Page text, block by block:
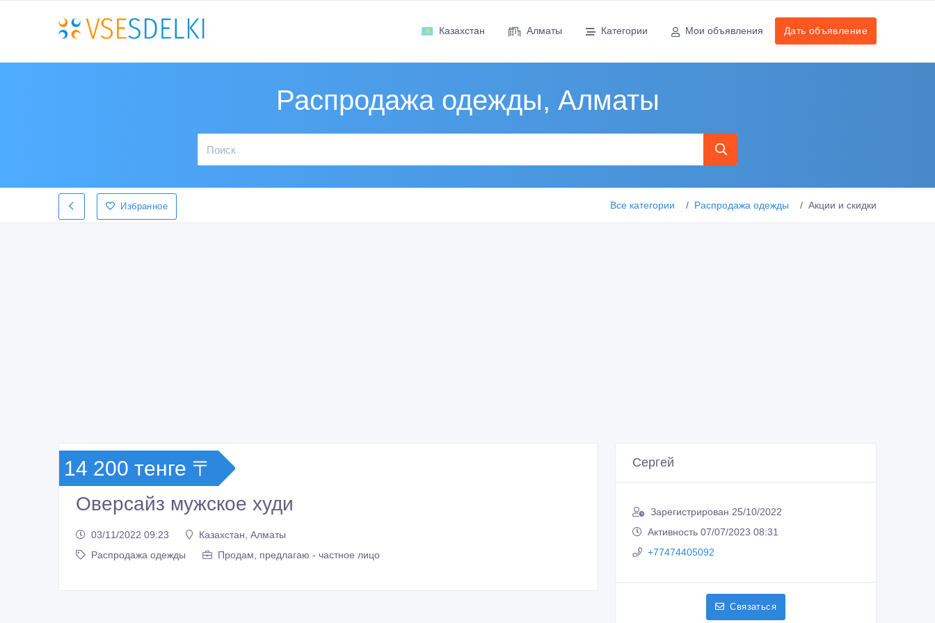
Казахстан Алматы Категории Мои объявления Дать объявление
Распродажа одежды, Алматы
Избранное Все категории Распродажа одежды Акции и скидки
14 200 тенге 〒
Оверсайз мужское худи
03/11/2022 09:23
Казахстан, Алматы
Распродажа одежды
Продам, предлагаю - частное лицо
Сергей
Зарегистрирован 25/10/2022
Активность 07/07/2023 08:31
+77474405092
Связаться